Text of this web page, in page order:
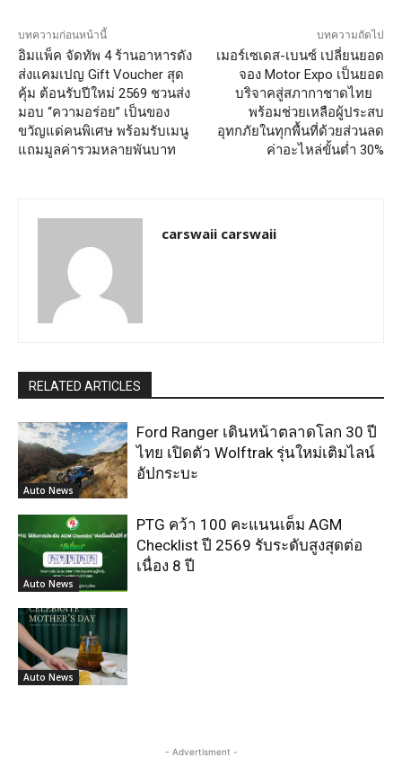
บทความก่อนหน้านี้
อิมแพ็ค จัดทัพ 4 ร้านอาหารดัง
ส่งแคมเปญ Gift Voucher สุด
คุ้ม ต้อนรับปีใหม่ 2569 ชวนส่ง
มอบ “ความอร่อย” เป็นของ
ขวัญแด่คนพิเศษ พร้อมรับเมนู
แถมมูลค่ารวมหลายพันบาท
บทความถัดไป
เมอร์เซเดส-เบนซ์ เปลี่ยนยอด
จอง Motor Expo เป็นยอด
บริจาคสู่สภากาชาดไทย
พร้อมช่วยเหลือผู้ประสบ
อุทกภัยในทุกพื้นที่ด้วยส่วนลด
ค่าอะไหล่ขั้นต่ำ 30%
carswaii carswaii
RELATED ARTICLES
Auto News
Ford Ranger เดินหน้าตลาดโลก 30 ปี
ไทย เปิดตัว Wolftrak รุ่นใหม่เติมไลน์
อัปกระบะ
Auto News
PTG คว้า 100 คะแนนเต็ม AGM
Checklist ปี 2569 รับระดับสูงสุดต่อ
เนื่อง 8 ปี
Auto News
- Advertisment -